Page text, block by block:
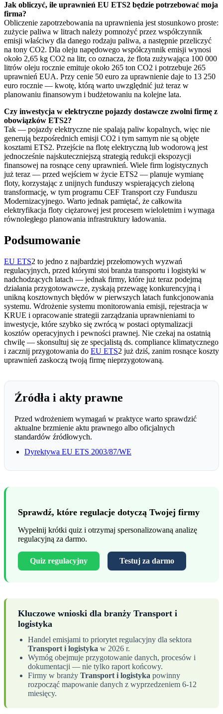
Jak obliczyć, ile uprawnień EU ETS2 będzie potrzebować moja
firma?
Obliczenie zapotrzebowania na uprawnienia jest stosunkowo proste:
zużycie paliwa w litrach należy pomnożyć przez współczynnik
emisji właściwy dla danego rodzaju paliwa, a następnie przeliczyć
na tony CO2. Dla oleju napędowego współczynnik emisji wynosi
około 2,65 kg CO2 na litr, co oznacza, że flota zużywająca 100 000
litrów oleju rocznie emituje około 265 ton CO2 i potrzebuje 265
uprawnień EUA. Przy cenie 50 euro za uprawnienie daje to 13 250
euro rocznie — kwotę, którą warto uwzględnić już teraz w
planowaniu finansowym i budżetowaniu na kolejne lata.
Czy inwestycja w elektryczne pojazdy dostawcze zwolni firmę z
obowiązków ETS2?
Tak — pojazdy elektryczne nie spalają paliw kopalnych, więc nie
generują bezpośrednich emisji CO2 i tym samym nie są objęte
kosztami ETS2. Przejście na flotę elektryczną lub wodorową jest
jednocześnie najskuteczniejszą strategią redukcji ekspozycji
finansowej na rosnące ceny uprawnień. Wiele firm logistycznych
już teraz — przed wejściem w życie ETS2 — planuje wymianę
floty, korzystając z unijnych funduszy wspierających zieloną
transformację, w tym programu CEF Transport czy Funduszu
Modernizacyjnego. Warto jednak pamiętać, że całkowita
elektryfikacja floty ciężarowej jest procesem wieloletnim i wymaga
równoległego planowania infrastruktury ładowania.
Podsumowanie
EU ETS2 to jedno z najbardziej przełomowych wyzwań
regulacyjnych, przed którymi stoi branża transportu i logistyki w
nadchodzących latach — jednak firmy, które już teraz podejmą
działania przygotowawcze, zyskają przewagę konkurencyjną i
unikną kosztownych błędów w pierwszych latach funkcjonowania
systemu. Wdrożenie systemu monitorowania emisji, rejestracja w
KRUE i opracowanie strategii zarządzania uprawnieniami to
inwestycje, które szybko się zwrócą w postaci optymalizacji
kosztów operacyjnych i pewności prawnej. Nie czekaj na ostatnią
chwilę — skonsultuj się ze specjalistą ds. compliance klimatycznego
i zacznij przygotowania do EU ETS2 już dziś, zanim rosnące koszty
uprawnień zaskoczą twoją firmę nieprzygotowaną.
Źródła i akty prawne
Przed wdrożeniem wymagań w praktyce warto sprawdzić
aktualne brzmienie aktu prawnego albo oficjalnych
standardów źródłowych.
Dyrektywa EU ETS 2003/87/WE
Sprawdź, które regulacje dotyczą Twojej firmy
Wypełnij krótki quiz i otrzymaj spersonalizowaną analizę
regulacyjną za darmo.
Quiz regulacyjny Testuj za darmo
Kluczowe wnioski dla branży Transport i
logistyka
Handel emisjami to priorytet regulacyjny dla sektora
Transport i logistyka w 2026 r.
Wymóg obejmuje przygotowanie danych, procesów i
dokumentacji — nie tylko raport końcowy.
Firmy w branży Transport i logistyka powinny
rozpocząć mapowanie danych z wyprzedzeniem 6-12
miesięcy.